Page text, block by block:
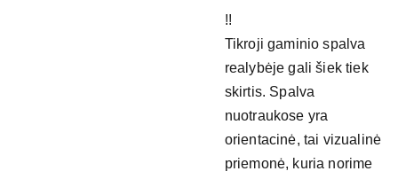
!!
Tikroji gaminio spalva
realybėje gali šiek tiek
skirtis. Spalva
nuotraukose yra
orientacinė, tai vizualinė
priemonė, kuria norime